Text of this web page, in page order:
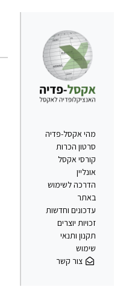
מהי אקסל-פדיה
סרטון הכרות
קורסי אקסל
אונליין
הדרכה לשימוש
באתר
עדכונים וחדשות
זכויות יוצרים
תקנון ותנאי
שימוש
צור קשר